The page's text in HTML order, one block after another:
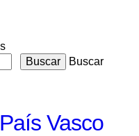
Buscar
Vasco